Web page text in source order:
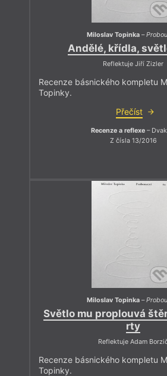
Miloslav Topinka–
Andělé, křídla,
Reflektuje Jiří Zizler
Recenze básnického kompletu
Topinky.
Přečíst
Recenze a reflexe –
Z čísla 13/2016
Miloslav Topinka–
Světlo mu proplouvá
rty
Reflektuje Adam
Recenze básnického kompletu
Topinky.